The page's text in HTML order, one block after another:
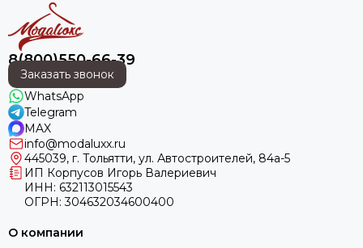
8(800)550-66-39
Заказать звонок
WhatsApp
Telegram
MAX
info@modaluxx.ru
445039, г. Тольятти, ул. Автостроителей, 84а-5
ИП Корпусов Игорь Валериевич
ИНН: 632113015543
ОГРН: 304632034600400
О компании